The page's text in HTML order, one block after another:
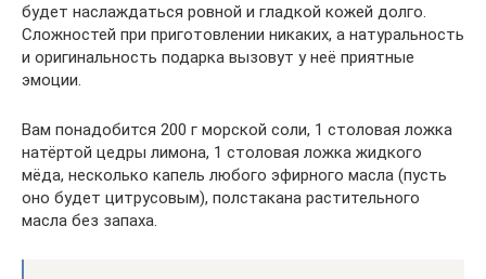
будет наслаждаться ровной и гладкой кожей долго.
Сложностей при приготовлении никаких, а натуральность
и оригинальность подарка вызовут у неё приятные
эмоции.
Вам понадобится 200 г морской соли, 1 столовая ложка
натёртой цедры лимона, 1 столовая ложка жидкого
мёда, несколько капель любого эфирного масла (пусть
оно будет цитрусовым), полстакана растительного
масла без запаха.